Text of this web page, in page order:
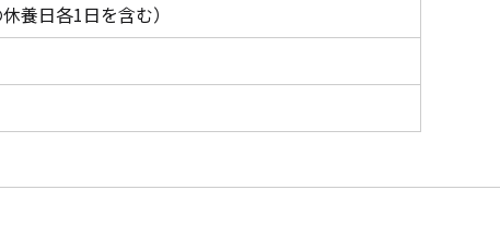
養日各1日を含む）